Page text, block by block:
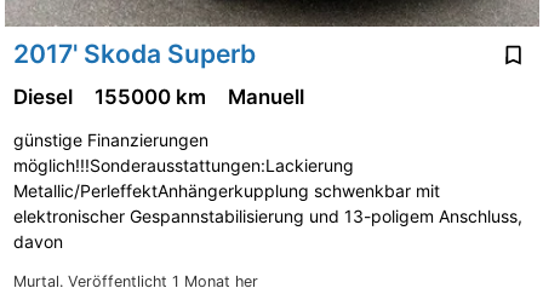
2017' Skoda Superb
Murtal. Veröffentlicht 1 Monat her
Diesel 155000 km Manuell
günstige Finanzierungen
möglich!!!Sonderausstattungen:Lackierung
Metallic/PerleffektAnhängerkupplung schwenkbar mit
elektronischer Gespannstabilisierung und 13-poligem Anschluss,
davon